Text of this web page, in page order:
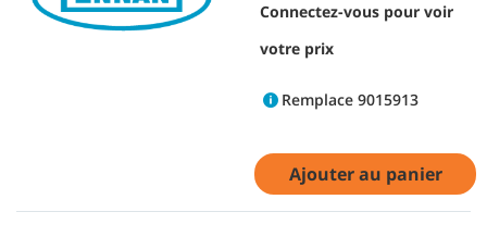
Connectez-vous pour voir
votre prix
Remplace 9015913
Ajouter au panier